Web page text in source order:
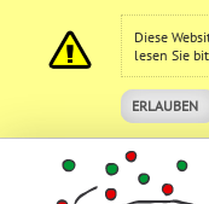
Diese
lesen Sie
ERLAUBEN